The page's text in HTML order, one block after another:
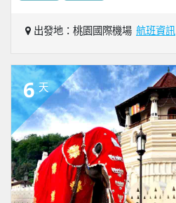
出發地：桃園國際機場 航班資訊
6 天